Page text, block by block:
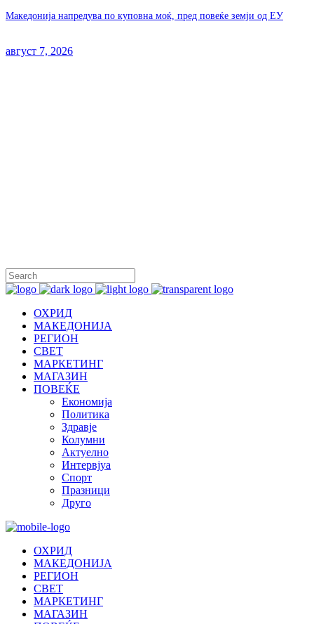
Македонија напредува по куповна моќ, пред повеќе земји од ЕУ
август 7, 2026
ОХРИД
МАКЕДОНИЈА
РЕГИОН
СВЕТ
МАРКЕТИНГ
МАГАЗИН
ПОВЕЌЕ
Економија
Политика
Здравје
Колумни
Актуелно
Интервјуа
Спорт
Празници
Друго
ОХРИД
МАКЕДОНИЈА
РЕГИОН
СВЕТ
МАРКЕТИНГ
МАГАЗИН